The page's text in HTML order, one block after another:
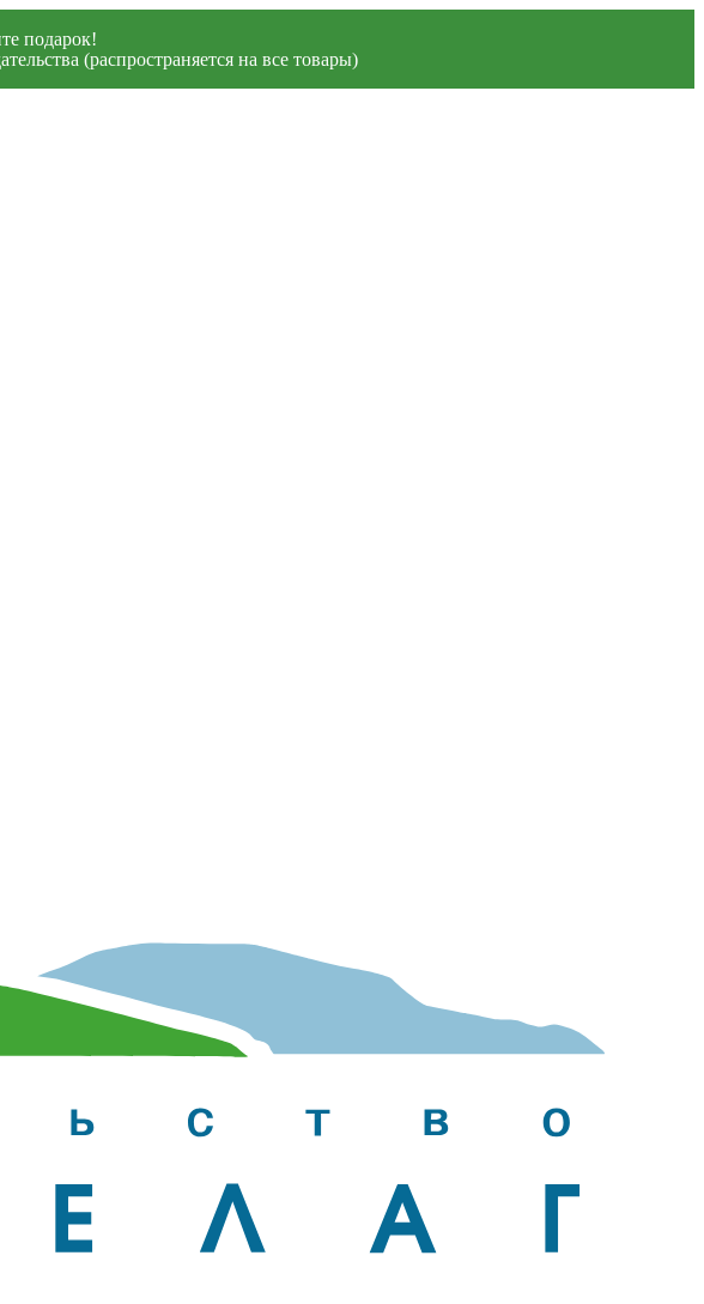
подарок!
(распространяется на все товары)